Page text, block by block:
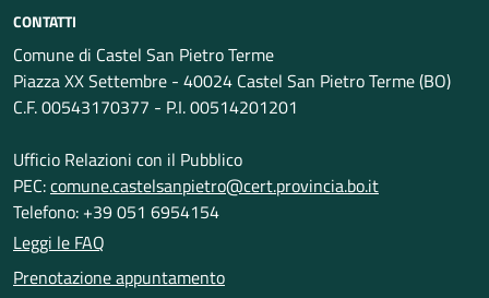
CONTATTI
Comune di Castel San Pietro Terme
Piazza XX Settembre - 40024 Castel San Pietro Terme (BO)
C.F. 00543170377 - P.I. 00514201201
Ufficio Relazioni con il Pubblico
PEC:comune.castelsanpietro@cert.provincia.bo.it
Telefono: +39 051 6954154
Leggi le FAQ
Prenotazione appuntamento